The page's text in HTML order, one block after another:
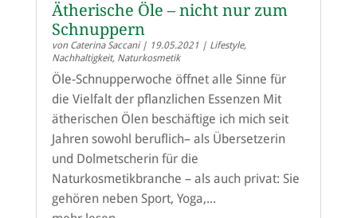
Ätherische Öle – nicht nur zum
Schnuppern
von Caterina Saccani| 19.05.2021 | Lifestyle,
Nachhaltigkeit, Naturkosmetik
Öle-Schnupperwoche öffnet alle Sinne für
die Vielfalt der pflanzlichen Essenzen Mit
ätherischen Ölen beschäftige ich mich seit
Jahren sowohl beruflich– als Übersetzerin
und Dolmetscherin für die
Naturkosmetikbranche – als auch privat: Sie
gehören neben Sport, Yoga,...